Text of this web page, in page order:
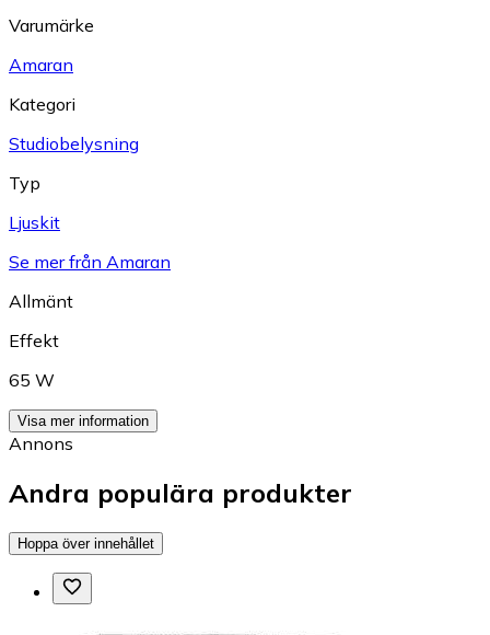
Varumärke
Amaran
Kategori
Studiobelysning
Typ
Ljuskit
Se mer från Amaran
Allmänt
Effekt
65 W
Visa mer information
Annons
Andra populära produkter
Hoppa över innehållet